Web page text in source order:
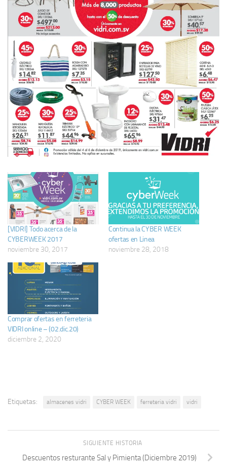
[VIDRI] Todo acerca de la
CYBERWEEK 2017
noviembre 30, 2017
Continua la CYBER WEEK
ofertas en Linea
noviembre 28, 2018
Comprar ofertas en ferreteria
VIDRI online – (02.dic.20)
diciembre 2, 2020
Etiquetas: almacenes vidri CYBER WEEK ferreteria vidri vidri
SIGUIENTE HISTORIA
Descuentos resturante Sal y Pimienta (Diciembre 2019)